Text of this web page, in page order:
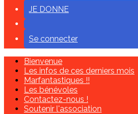
JE DONNE
Se connecter
Bienvenue
Les infos de ces derniers mois
Marfantastiques !!
Les bénévoles
Contactez-nous !
Soutenir l'association